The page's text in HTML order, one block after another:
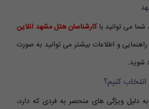
شما می توانید باکارشناسان هتل مشهد آنلاین
و اطلاعات بیشتر می توانید به صورت
شوید.
کنیم؟
به دلیل ویژگی های منحصر به فردی که دارد،